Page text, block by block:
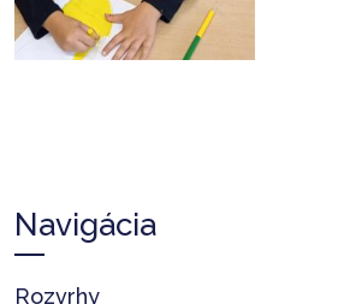
Navigácia
Rozvrhy